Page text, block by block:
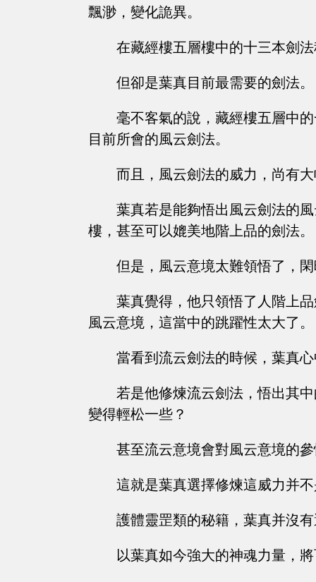
飄渺，變化詭異。
在藏經樓五層樓中的十三本劍
但卻是葉真目前最需要的劍法。
毫不客氣的說，藏經樓五層中
目前所會的風云劍法。
而且，風云劍法的威力，尚有
葉真若是能夠悟出風云劍法的
樓，甚至可以媲美地階上品的劍法。
但是，風云意境太難領悟了，
葉真覺得，他只領悟了人階上
風云意境，這當中的跳躍性太大了。
當看到流云劍法的時候，葉真
若是他修煉流云劍法，悟出其
變得輕松一些？
甚至流云意境會對風云意境的
這就是葉真選擇修煉這威力并
護體靈罡類的秘籍，葉真并沒
以葉真如今強大的神魂力量，